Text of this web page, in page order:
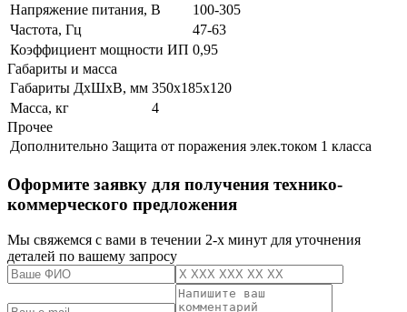
Напряжение питания, В
100-305
Частота, Гц
47-63
Коэффициент мощности ИП 0,95
Габариты и масса
Габариты ДхШхВ, мм 350х185х120
Масса, кг
4
Прочее
Дополнительно Защита от поражения элек.током 1 класса
Оформите заявку для получения технико-
коммерческого предложения
Мы свяжемся с вами в течении 2-х минут для уточнения
деталей по вашему запросу